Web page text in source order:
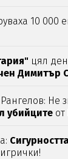
10 000
цял
Димитър
Не
убийците